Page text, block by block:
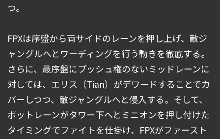
つ。
FPXは序盤から両サイドのレーンを押し上げ、敵ジ
ャングルへとワーディングを行う動きを徹底する。
さらに、最序盤にプッシュ権のないミッドレーンに
対しては、エリス（Tian）がデワードすることでカ
バーしつつ、敵ジャングルへと侵入する。そして、
ボットレーンがタワー下へとミニオンを押し付けた
タイミングでファイトを仕掛け、FPXがファースト